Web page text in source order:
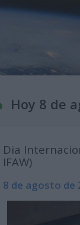
Hoy 8 de
Dia
IFAW)
8 de agosto de